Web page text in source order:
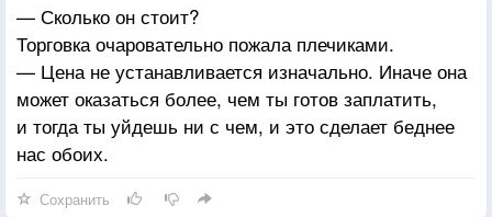
— Сколько он стоит?
Торговка очаровательно пожала плечиками.
— Цена не устанавливается изначально. Иначе она
может оказаться более, чем ты готов заплатить,
и тогда ты уйдешь ни с чем, и это сделает беднее
нас обоих.
Сохранить